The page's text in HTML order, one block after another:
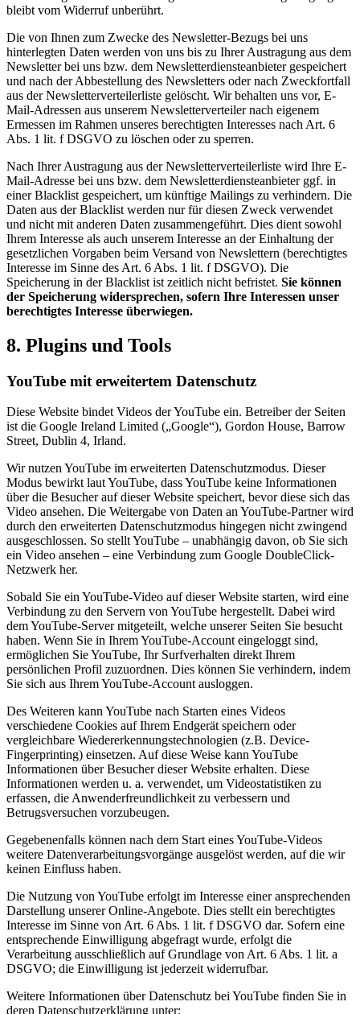
bleibt vom Widerruf unberührt.
Die von Ihnen zum Zwecke des Newsletter-Bezugs bei uns
hinterlegten Daten werden von uns bis zu Ihrer Austragung aus dem
Newsletter bei uns bzw. dem Newsletterdiensteanbieter gespeichert
und nach der Abbestellung des Newsletters oder nach Zweckfortfall
aus der Newsletterverteilerliste gelöscht. Wir behalten uns vor, E-
Mail-Adressen aus unserem Newsletterverteiler nach eigenem
Ermessen im Rahmen unseres berechtigten Interesses nach Art. 6
Abs. 1 lit. f DSGVO zu löschen oder zu sperren.
Nach Ihrer Austragung aus der Newsletterverteilerliste wird Ihre E-
Mail-Adresse bei uns bzw. dem Newsletterdiensteanbieter ggf. in
einer Blacklist gespeichert, um künftige Mailings zu verhindern. Die
Daten aus der Blacklist werden nur für diesen Zweck verwendet
und nicht mit anderen Daten zusammengeführt. Dies dient sowohl
Ihrem Interesse als auch unserem Interesse an der Einhaltung der
gesetzlichen Vorgaben beim Versand von Newslettern (berechtigtes
Interesse im Sinne des Art. 6 Abs. 1 lit. f DSGVO). Die
Speicherung in der Blacklist ist zeitlich nicht befristet. Sie können
der Speicherung widersprechen, sofern Ihre Interessen unser
berechtigtes Interesse überwiegen.
8. Plugins und Tools
YouTube mit erweitertem Datenschutz
Diese Website bindet Videos der YouTube ein. Betreiber der Seiten
ist die Google Ireland Limited („Google“), Gordon House, Barrow
Street, Dublin 4, Irland.
Wir nutzen YouTube im erweiterten Datenschutzmodus. Dieser
Modus bewirkt laut YouTube, dass YouTube keine Informationen
über die Besucher auf dieser Website speichert, bevor diese sich das
Video ansehen. Die Weitergabe von Daten an YouTube-Partner wird
durch den erweiterten Datenschutzmodus hingegen nicht zwingend
ausgeschlossen. So stellt YouTube – unabhängig davon, ob Sie sich
ein Video ansehen – eine Verbindung zum Google DoubleClick-
Netzwerk her.
Sobald Sie ein YouTube-Video auf dieser Website starten, wird eine
Verbindung zu den Servern von YouTube hergestellt. Dabei wird
dem YouTube-Server mitgeteilt, welche unserer Seiten Sie besucht
haben. Wenn Sie in Ihrem YouTube-Account eingeloggt sind,
ermöglichen Sie YouTube, Ihr Surfverhalten direkt Ihrem
persönlichen Profil zuzuordnen. Dies können Sie verhindern, indem
Sie sich aus Ihrem YouTube-Account ausloggen.
Des Weiteren kann YouTube nach Starten eines Videos
verschiedene Cookies auf Ihrem Endgerät speichern oder
vergleichbare Wiedererkennungstechnologien (z.B. Device-
Fingerprinting) einsetzen. Auf diese Weise kann YouTube
Informationen über Besucher dieser Website erhalten. Diese
Informationen werden u. a. verwendet, um Videostatistiken zu
erfassen, die Anwenderfreundlichkeit zu verbessern und
Betrugsversuchen vorzubeugen.
Gegebenenfalls können nach dem Start eines YouTube-Videos
weitere Datenverarbeitungsvorgänge ausgelöst werden, auf die wir
keinen Einfluss haben.
Die Nutzung von YouTube erfolgt im Interesse einer ansprechenden
Darstellung unserer Online-Angebote. Dies stellt ein berechtigtes
Interesse im Sinne von Art. 6 Abs. 1 lit. f DSGVO dar. Sofern eine
entsprechende Einwilligung abgefragt wurde, erfolgt die
Verarbeitung ausschließlich auf Grundlage von Art. 6 Abs. 1 lit. a
DSGVO; die Einwilligung ist jederzeit widerrufbar.
Weitere Informationen über Datenschutz bei YouTube finden Sie in
deren Datenschutzerklärung unter: